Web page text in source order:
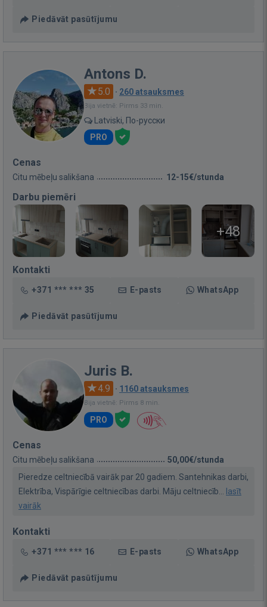
Piedāvāt pasūtījumu
Antons D.
5.0 · 260 atsauksmes
Bija vietnē: Pirms 33 min.
Latviski, По-русски
PRO
Cenas
Citu mēbeļu salikšana 12-15€/stunda
Darbu piemēri
+48
Kontakti
+371 *** *** 35 E-pasts WhatsApp
Piedāvāt pasūtījumu
Juris B.
4.9 · 1160 atsauksmes
Bija vietnē: Pirms 8 min.
PRO
Cenas
Citu mēbeļu salikšana
50,00€/stunda
Pieredze celtniecībā vairāk par 20 gadiem. Santehnikas darbi,
Elektrība, Vispārīgie celtniecības darbi. Māju celtniecīb...
lasīt
vairāk
Kontakti
+371 *** *** 16 E-pasts WhatsApp
Piedāvāt pasūtījumu